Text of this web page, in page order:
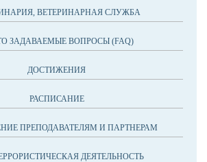
ВЕТЕРИНАРНАЯ СЛУЖБА
ЗАДАВАЕМЫЕ ВОПРОСЫ (FAQ)
ДОСТИЖЕНИЯ
РАСПИСАНИЕ
ПРЕПОДАВАТЕЛЯМ И ПАРТНЕРАМ
ДЕЯТЕЛЬНОСТЬ